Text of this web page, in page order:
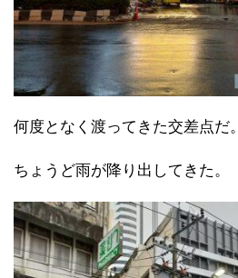
何度となく渡ってきた交差点だ。
ちょうど雨が降り出してきた。